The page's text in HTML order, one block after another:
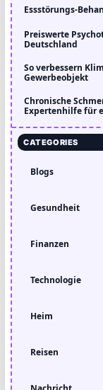
Essstörungs-
Preiswerte
Deutschland
So verbessern
Gewerbeobjekt
Chronische
Expertenhilfe für
CATEGORIES
Blogs
Gesundheit
Finanzen
Technologie
Heim
Reisen